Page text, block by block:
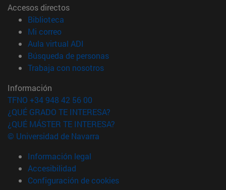
Accesos directos
Biblioteca
Mi correo(abre en nueva ventana)
Aula virtual ADI
Búsqueda de personas(abre en nueva ventana)
Trabaja con nosotros(abre en nueva ventana)
Información
TFNO +34 948 42 56 00
¿QUÉ GRADO TE INTERESA?
¿QUÉ MÁSTER TE INTERESA?
© Universidad de Navarra
Información legal
Accesibilidad
Configuración de cookies